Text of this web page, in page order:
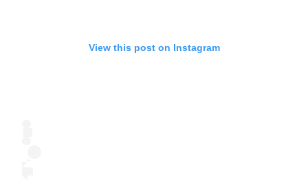
View this post on Instagram